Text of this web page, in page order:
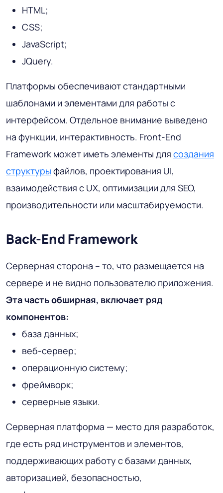
HTML;
CSS;
JavaScript;
JQuery.
Платформы обеспечивают стандартными
шаблонами и элементами для работы с
интерфейсом. Отдельное внимание выведено
на функции, интерактивность. Front-End
Framework может иметь элементы для создания
структуры файлов, проектирования UI,
взаимодействия с UX, оптимизации для SEO,
производительности или масштабируемости.
Back-End Framework
Серверная сторона – то, что размещается на
сервере и не видно пользователю приложения.
Эта часть обширная, включает ряд
компонентов:
база данных;
веб-сервер;
операционную систему;
фреймворк;
серверные языки.
Серверная платформа — место для разработок,
где есть ряд инструментов и элементов,
поддерживающих работу с базами данных,
авторизацией, безопасностью,